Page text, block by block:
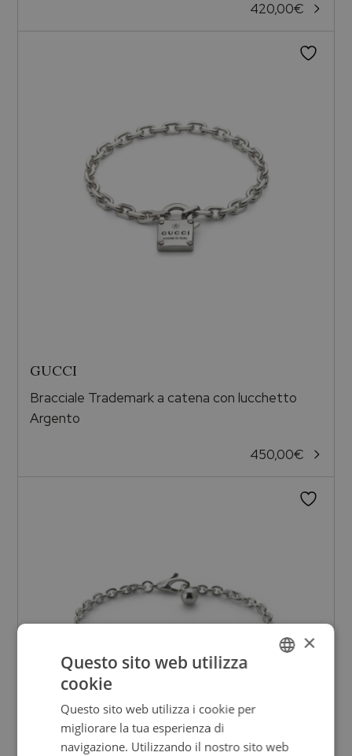
420,00€
GUCCI
Bracciale Trademark a catena con lucchetto
Argento
450,00€
×
Questo sito web utilizza
cookie
Questo sito web utilizza i cookie per
migliorare la tua esperienza di
navigazione. Utilizzando il nostro sito web